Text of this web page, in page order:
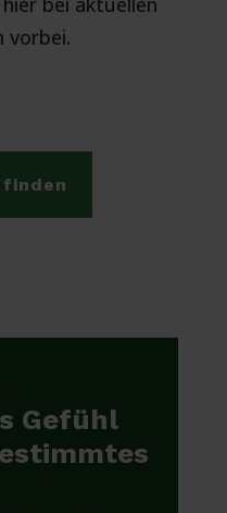
vorbei.
Gefühl